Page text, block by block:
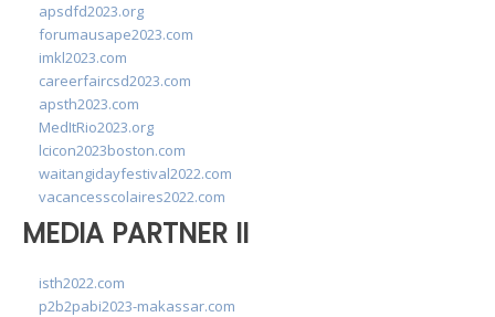
apsdfd2023.org
forumausape2023.com
imkl2023.com
careerfaircsd2023.com
apsth2023.com
MedItRio2023.org
lcicon2023boston.com
waitangidayfestival2022.com
vacancesscolaires2022.com
MEDIA PARTNER II
isth2022.com
p2b2pabi2023-makassar.com